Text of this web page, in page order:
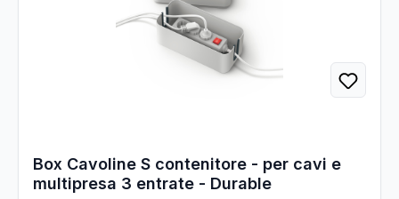
Box Cavoline S contenitore - per cavi e
multipresa 3 entrate - Durable